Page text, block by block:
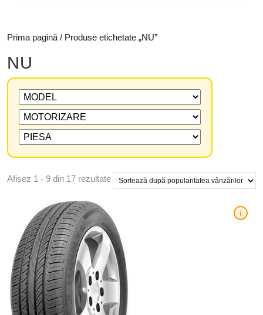
Prima pagină / Produse etichetate „NU”
NU
Afișez 1 - 9 din 17 rezultate
i